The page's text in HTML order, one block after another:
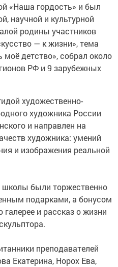
«Наша гордость» и был
научной и культурной
родины участников
— к жизни», тема
моё детство», собрал около
РФ и 9 зарубежных
художественно-
художника России
и направлен на
художника: умений
и изображения реальной
были торжественно
подарками, а бонусом
и рассказ о жизни
преподавателей
Екатерина, Норох Ева,